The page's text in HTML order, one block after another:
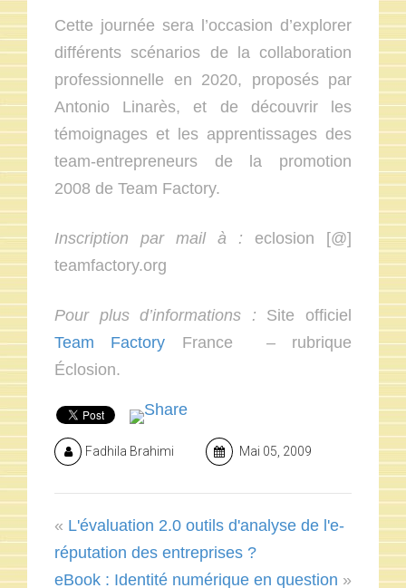
Cette journée sera l’occasion d’explorer
différents scénarios de la collaboration
professionnelle en 2020, proposés par
Antonio Linarès, et de découvrir les
témoignages et les apprentissages des
team-entrepreneurs de la promotion
2008 de Team Factory.
Inscription par mail à : eclosion [@]
teamfactory.org
Pour plus d’informations : Site officiel
Team Factory France – rubrique
Éclosion.
Fadhila Brahimi Mai 05, 2009
« L'évaluation 2.0 outils d'analyse de l'e-
réputation des entreprises ?
eBook : Identité numérique en question »